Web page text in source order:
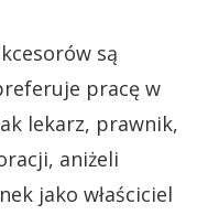
są
pracę w
lekarz, prawnik,
aniżeli
jako właściciel